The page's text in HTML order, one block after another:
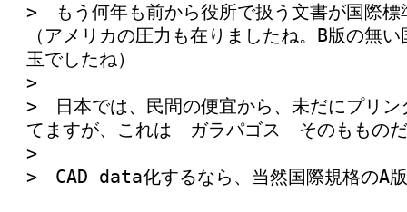
> もう何年も前から役所で扱う文書が国際標
（アメリカの圧力も在りましたね。B版の無
玉でしたね）
>
> 日本では、民間の便宜から、未だにプリ
てますが、これは ガラパゴス そのももの
>
> CAD data化するなら、当然国際規格のA